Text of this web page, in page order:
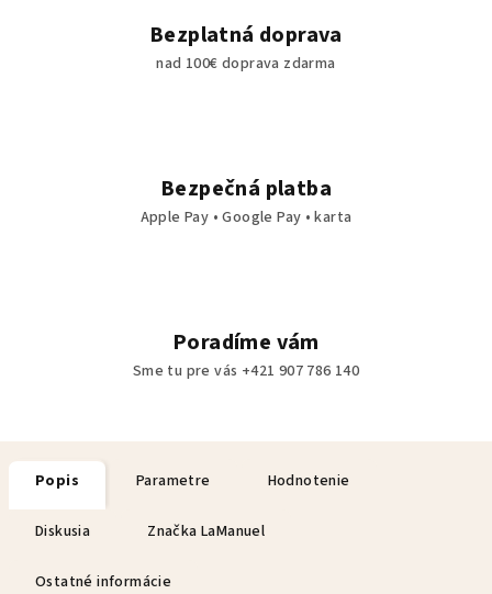
Bezplatná doprava
nad 100€ doprava zdarma
Bezpečná platba
Apple Pay • Google Pay • karta
Poradíme vám
Sme tu pre vás +421 907 786 140
Popis Parametre Hodnotenie
Diskusia Značka LaManuel
Ostatné informácie